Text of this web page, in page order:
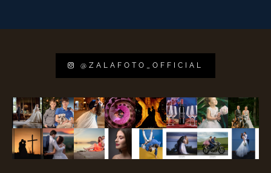
@ZALAFOTO_OFFICIAL